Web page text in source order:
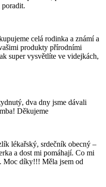
celá rodinka a známí a
produkty přírodními
super vysvětlíte ve videjkách,
dva dny jsme dávali
Děkujeme
lékařský, srdečník obecný –
a dost mi pomáhají. Co mi
Moc díky!!! Měla jsem od